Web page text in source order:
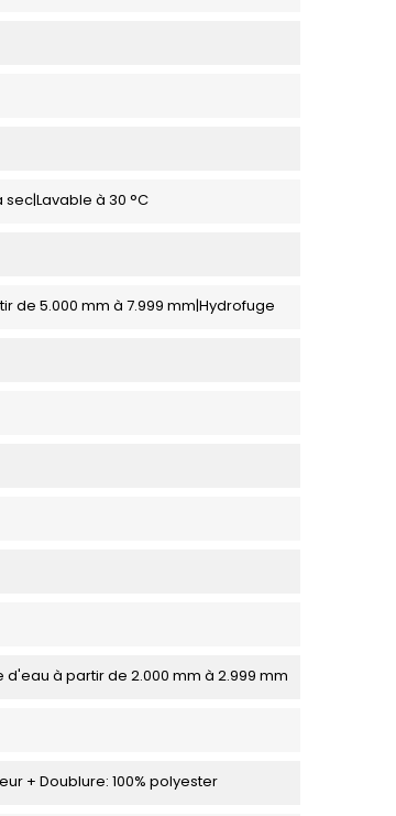
à 30 °C
de 5.000 mm à 7.999 mm|Hydrofuge
à partir de 2.000 mm à 2.999 mm
+ Doublure: 100% polyester